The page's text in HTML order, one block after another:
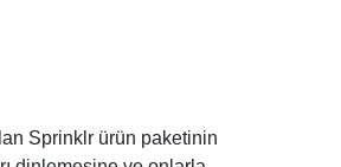
Sprinklr ürün paketinin